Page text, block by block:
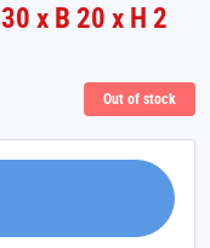
x B 20 x H 2
Out of stock